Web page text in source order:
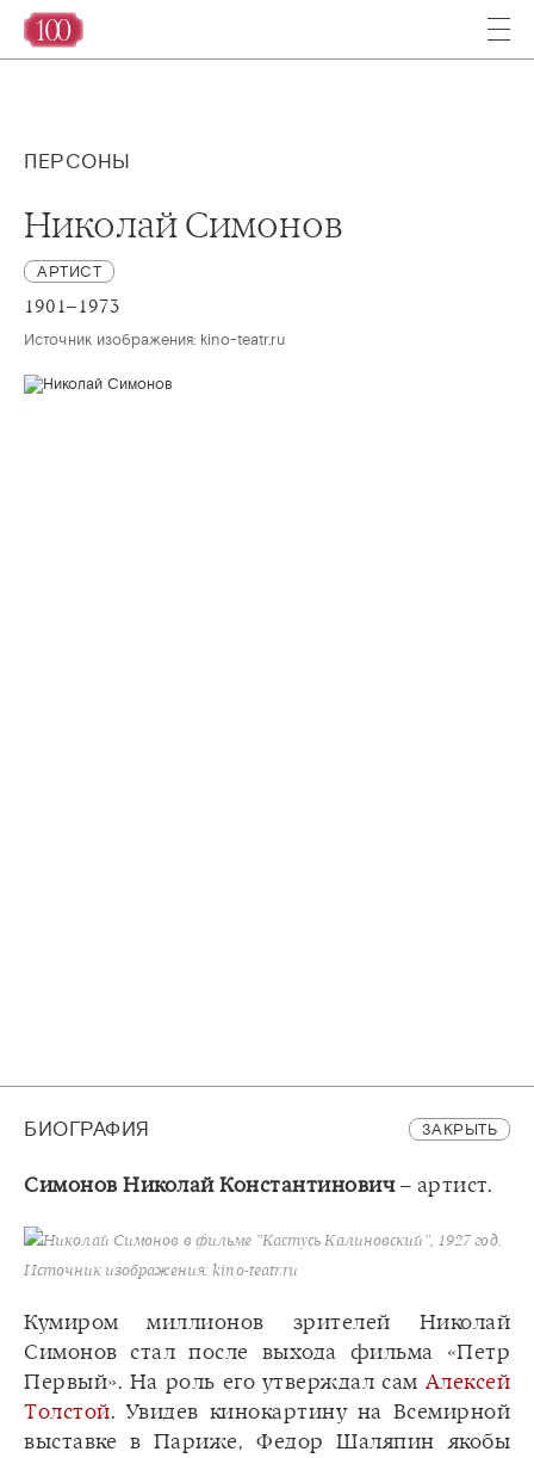
ПЕРСОНЫ
Николай Симонов
АРТИСТ
1901–1973
Источник изображения: kino-teatr.ru
БИОГРАФИЯ ЗАКРЫТЬ
Симонов Николай Константинович– артист.
Николай Симонов в фильме "Кастусь Калиновский", 1927 год.
Источник изображения: kino-teatr.ru
Кумиром миллионов зрителей Николай
Симонов стал после выхода фильма «Петр
Первый». На роль его утверждал сам Алексей
Толстой. Увидев кинокартину на Всемирной
выставке в Париже, Федор Шаляпин якобы